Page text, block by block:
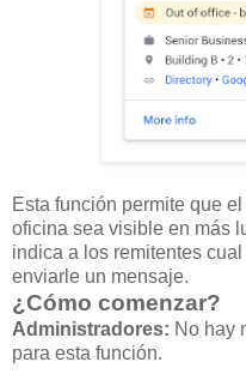
Esta función permite que
oficina sea visible en más
indica a los remitentes
enviarle un mensaje.
¿Cómo comenzar?
Administradores: No hay
para esta función.